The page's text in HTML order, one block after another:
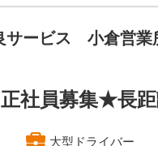
ービス 小倉営業
社員募集★長
大型ドライバー